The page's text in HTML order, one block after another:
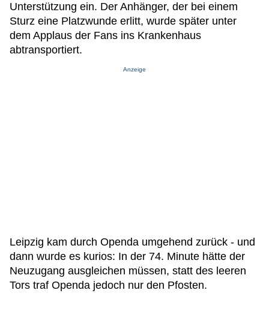
Unterstützung ein. Der Anhänger, der bei einem
Sturz eine Platzwunde erlitt, wurde später unter
dem Applaus der Fans ins Krankenhaus
abtransportiert.
Anzeige
Leipzig kam durch Openda umgehend zurück - und
dann wurde es kurios: In der 74. Minute hätte der
Neuzugang ausgleichen müssen, statt des leeren
Tors traf Openda jedoch nur den Pfosten.